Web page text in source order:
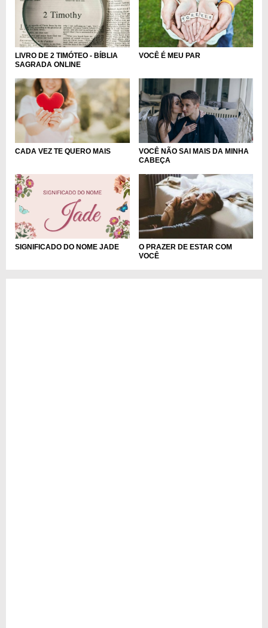
LIVRO DE 2 TIMÓTEO - BÍBLIA
SAGRADA ONLINE
VOCÊ É MEU PAR
CADA VEZ TE QUERO MAIS
VOCÊ NÃO SAI MAIS DA MINHA
CABEÇA
SIGNIFICADO DO NOME JADE
O PRAZER DE ESTAR COM
VOCÊ